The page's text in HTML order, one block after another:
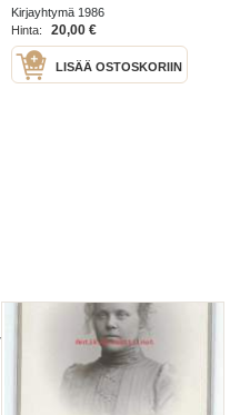
Kirjayhtymä 1986
Hinta:
20,00 €
LISÄÄ OSTOSKORIIN
visiittikuva,